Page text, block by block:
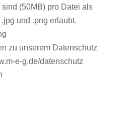
(50MB) pro Datei als
und .png erlaubt.
zu unserem Datenschutz
e-g.de/datenschutz